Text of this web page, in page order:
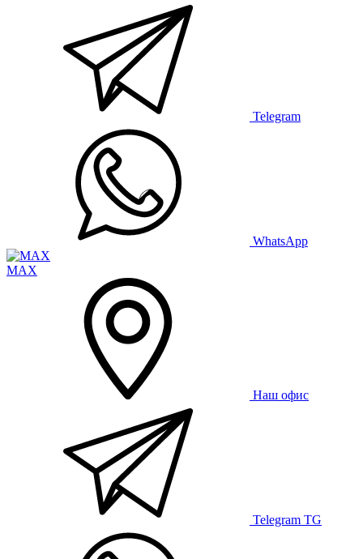
Telegram
WhatsApp
MAX
Наш офис
Telegram TG